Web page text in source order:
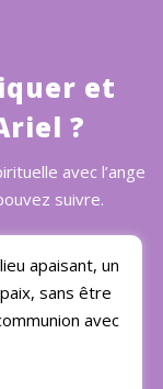
et
?
avec l’ange
suivre.
apaisant, un
sans être
avec